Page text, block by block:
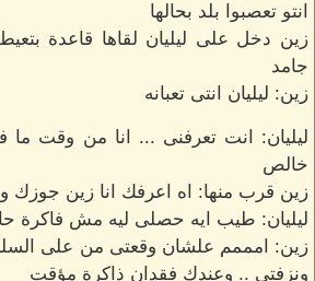
انتو تعصبوا بلد بحالها
زين دخل على ليليان لقاها قاعدة
جامد
زين: ليليان انتى تعبانه
ليليان: انت تعرفنى ... انا من وقت
خالص
زين قرب منها: اه اعرفك انا زين جوزك
ليليان: طيب ايه حصلى ليه مش فاكرة
زين: امممم علشان وقعتى من على
ونزفتى .. وعندك فقدان ذاكرة مؤقت